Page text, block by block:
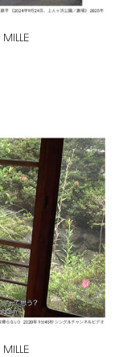
MILLE
MILLE